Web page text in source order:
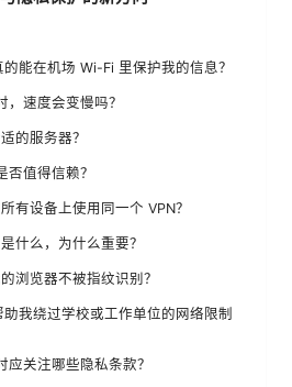
能在机场 Wi-Fi 里保护我的信息？
，速度会变慢吗？
的服务器？
否值得信赖？
有设备上使用同一个 VPN？
什么，为什么重要？
浏览器不被指纹识别？
助我绕过学校或工作单位的网络限制
应关注哪些隐私条款？